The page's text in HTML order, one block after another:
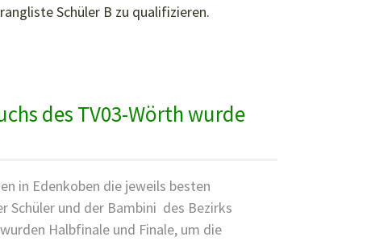
Schüler B zu qualifizieren.
des TV03-Wörth wurde
in Edenkoben die jeweils besten
Schüler und der Bambini des Bezirks
Halbfinale und Finale, um die